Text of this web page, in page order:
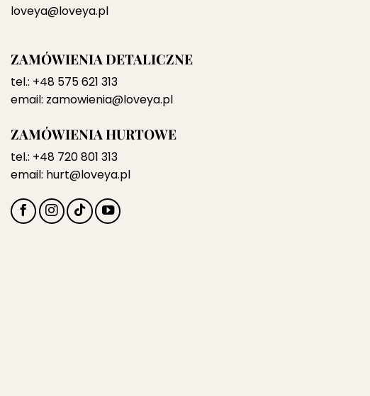
loveya@loveya.pl
ZAMÓWIENIA DETALICZNE
tel.: +48 575 621 313
email: zamowienia@loveya.pl
ZAMÓWIENIA HURTOWE
tel.: +48 720 801 313
email: hurt@loveya.pl